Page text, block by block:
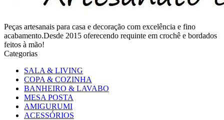
Peças artesanais para casa e decoração com excelência e fino
acabamento.Desde 2015 oferecendo requinte em crochê e bordados
feitos à mão!
Categorias
SALA & LIVING
COPA & COZINHA
BANHEIRO & LAVABO
MESA POSTA
AMIGURUMI
ACESSÓRIOS